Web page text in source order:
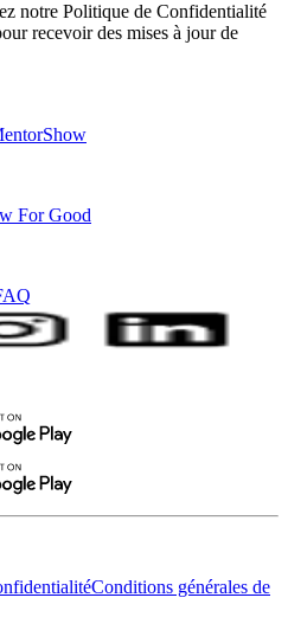
notre Politique de Confidentialité
recevoir des mises à jour de
For Good
Conditions générales de